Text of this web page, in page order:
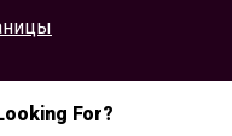
For?